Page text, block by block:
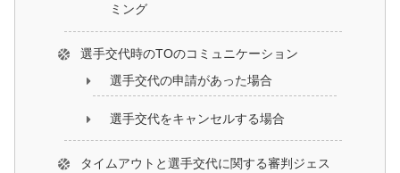
ミング
選手交代時のTOのコミュニケーション
選手交代の申請があった場合
選手交代をキャンセルする場合
タイムアウトと選手交代に関する審判ジェス